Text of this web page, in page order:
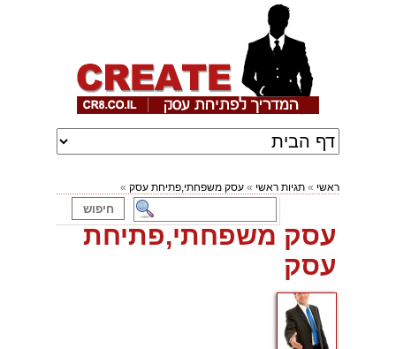
ראשי » תגיות ראשי » עסק משפחתי,פתיחת עסק »
עסק משפחתי,פתיחת
עסק